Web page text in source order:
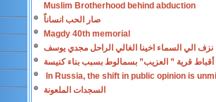
Muslim Brotherhood behind abduction
صار الحب انساناً
Magdy 40th memorial
نزف الي السماء اخينا الغالي الراحل مجدي يوسف
أقباط قرية ” العزيب” بسمالوط بسبب بناء كنيسة
In Russia, the shift in public opinion is
السجدات الملعونة